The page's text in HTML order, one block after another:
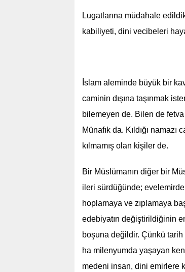
Lugatlarına müdahale
kabiliyeti, dini vecibeleri
İslam aleminde büyük bir
caminin dışına taşınmak
bilemeyen de. Bilen de
Münafık da. Kıldığı
kılmamış olan kişiler de.
Bir Müslümanın diğer bir
ileri sürdüğünde;
hoplamaya ve zıplamaya
edebiyatın değiştirildiğinin
boşuna değildir. Çünkü
ha milenyumda yaşayan
medeni insan, dini emirlere